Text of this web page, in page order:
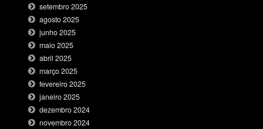
setembro 2025
agosto 2025
junho 2025
maio 2025
abril 2025
março 2025
fevereiro 2025
janeiro 2025
dezembro 2024
novembro 2024